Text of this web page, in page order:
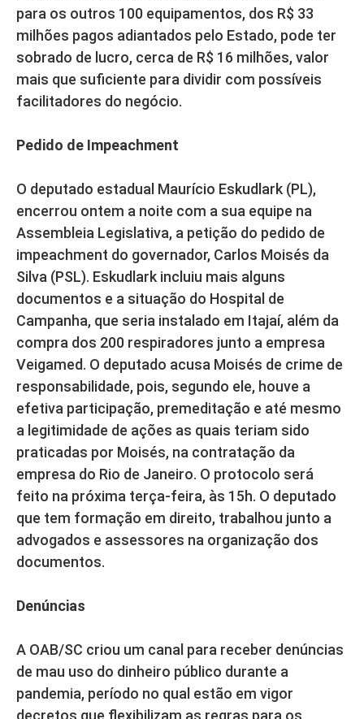
para os outros 100 equipamentos, dos R$ 33
milhões pagos adiantados pelo Estado, pode ter
sobrado de lucro, cerca de R$ 16 milhões, valor
mais que suficiente para dividir com possíveis
facilitadores do negócio.
Pedido de Impeachment
O deputado estadual Maurício Eskudlark (PL),
encerrou ontem a noite com a sua equipe na
Assembleia Legislativa, a petição do pedido de
impeachment do governador, Carlos Moisés da
Silva (PSL). Eskudlark incluiu mais alguns
documentos e a situação do Hospital de
Campanha, que seria instalado em Itajaí, além da
compra dos 200 respiradores junto a empresa
Veigamed. O deputado acusa Moisés de crime de
responsabilidade, pois, segundo ele, houve a
efetiva participação, premeditação e até mesmo
a legitimidade de ações as quais teriam sido
praticadas por Moisés, na contratação da
empresa do Rio de Janeiro. O protocolo será
feito na próxima terça-feira, às 15h. O deputado
que tem formação em direito, trabalhou junto a
advogados e assessores na organização dos
documentos.
Denúncias
A OAB/SC criou um canal para receber denúncias
de mau uso do dinheiro público durante a
pandemia, período no qual estão em vigor
decretos que flexibilizam as regras para os